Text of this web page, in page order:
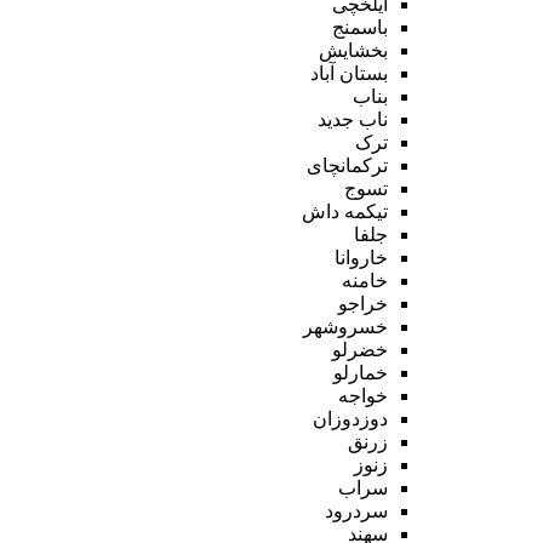
باسمنج
بخشایش
بستان آباد
بناب
ناب جدید
ترک
ترکمانچای
تسوج
تیکمه داش
جلفا
خاروانا
خامنه
خراجو
خسروشهر
خضرلو
خمارلو
خواجه
دوزدوزان
زرنق
زنوز
سراب
سردرود
سهند